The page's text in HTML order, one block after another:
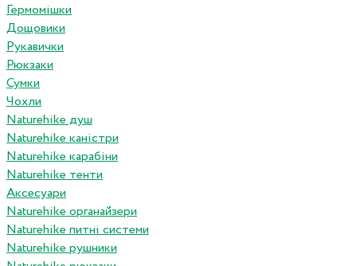
Гермомішки
Дощовики
Рукавички
Рюкзаки
Сумки
Чохли
Naturehike душ
Naturehike каністри
Naturehike карабіни
Naturehike тенти
Аксесуари
Naturehike органайзери
Naturehike питні системи
Naturehike рушники